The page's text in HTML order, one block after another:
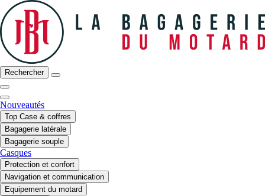
Rechercher
Nouveautés
Top Case & coffres
Bagagerie latérale
Bagagerie souple
Casques
Protection et confort
Navigation et communication
Equipement du motard